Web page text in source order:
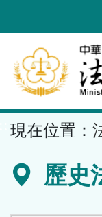
到
要
內
容
區
現在位置：
歷史